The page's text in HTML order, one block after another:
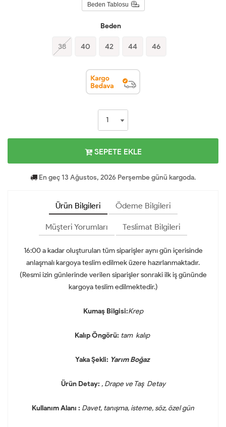
Beden Tablosu
Beden
38 40 42 44 46
SEPETE EKLE
En geç 13 Ağustos, 2026 Perşembe günü kargoda.
Ürün Bilgileri Ödeme Bilgileri
Müşteri Yorumları Teslimat Bilgileri
16:00 a kadar oluşturulan tüm siparişler aynı gün içerisinde
anlaşmalı kargoya teslim edilmek üzere hazırlanmaktadır.
(Resmi izin günlerinde verilen siparişler sonraki ilk iş gününde
kargoya teslim edilmektedir.)
Kumaş Bilgisi:Krep
Kalıp Öngörü: tam kalıp
Yaka Şekli: Yarım Boğaz
Ürün Detay: , Drape ve Taş Detay
Kullanım Alanı : Davet, tanışma, isteme, söz, özel gün